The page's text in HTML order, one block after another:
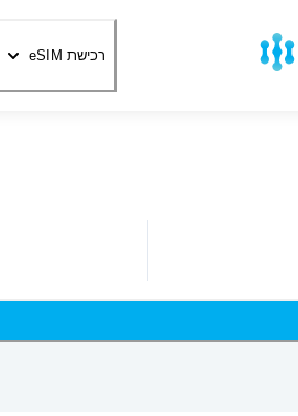
רכישת eSIM